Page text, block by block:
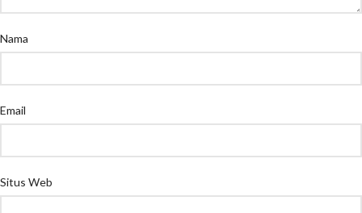
Nama
Email
Situs Web